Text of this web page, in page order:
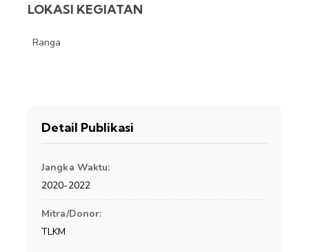
LOKASI KEGIATAN
Ranga
Detail Publikasi
Jangka Waktu:
2020-2022
Mitra/Donor:
TLKM